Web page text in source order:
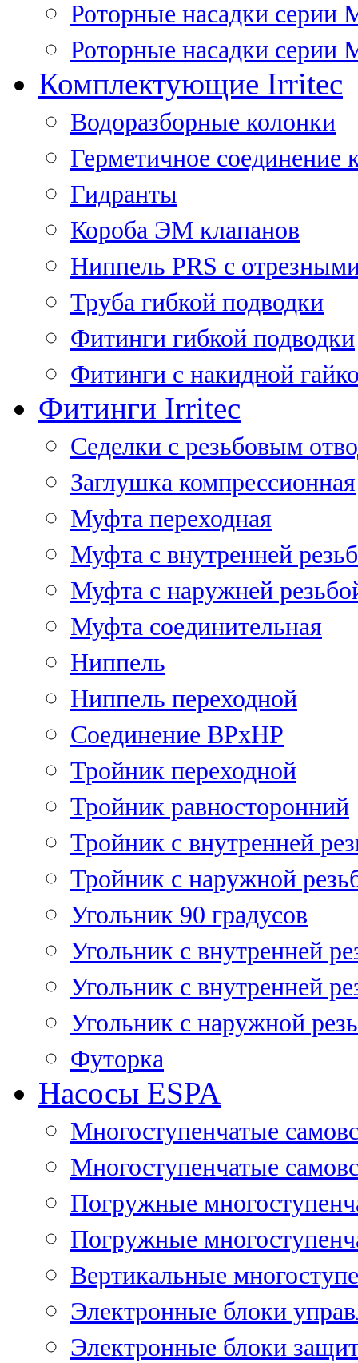
Роторные насадки серии
Роторные насадки серии
Комплектующие Irritec
Водоразборные колонки
Герметичное соединение
Гидранты
Короба ЭМ клапанов
Ниппель PRS с
Труба гибкой подводки
Фитинги гибкой подводки
Фитинги с накидной
Фитинги Irritec
Седелки с резьбовым
Заглушка компрессионная
Муфта переходная
Муфта с внутренней
Муфта с наружней
Муфта соединительная
Ниппель
Ниппель переходной
Соединение ВРхНР
Тройник переходной
Тройник равносторонний
Тройник с внутренней
Тройник с наружной
Угольник 90 градусов
Угольник c внутренней
Угольник с внутренней
Угольник с наружной
Футорка
Насосы ESPA
Многоступенчатые
Многоступенчатые
Погружные
Погружные
Вертикальные
Электронные блоки
Электронные блоки